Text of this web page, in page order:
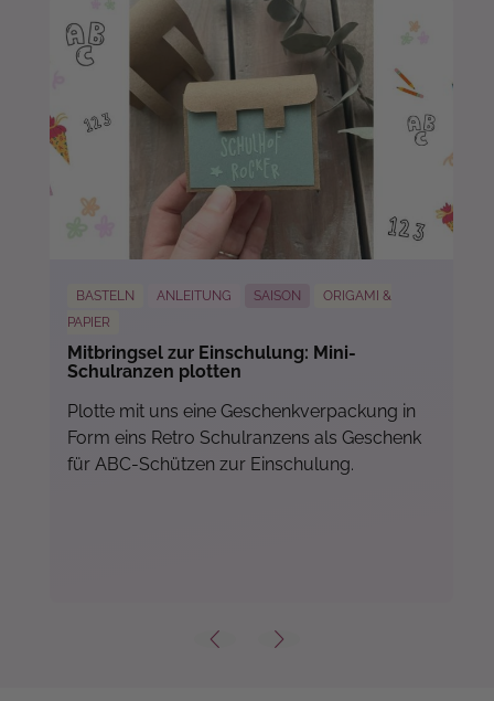
BASTELN ANLEITUNG SAISON
ORIGAMI &
PAPIER
Mitbringsel zur Einschulung: Mini-
Schulranzen plotten
Plotte mit uns eine Geschenkverpackung in
Form eins Retro Schulranzens als Geschenk
für ABC-Schützen zur Einschulung.